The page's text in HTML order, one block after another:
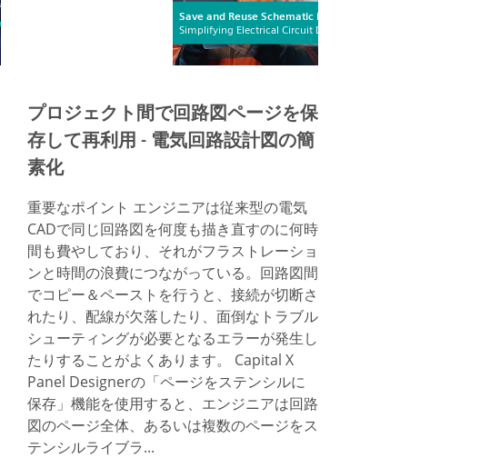
プロジェクト間で回路図ページを保
存して再利用 - 電気回路設計図の簡
素化
重要なポイント エンジニアは従来型の電気
CADで同じ回路図を何度も描き直すのに何時
間も費やしており、それがフラストレーショ
ンと時間の浪費につながっている。回路図間
でコピー＆ペーストを行うと、接続が切断さ
れたり、配線が欠落したり、面倒なトラブル
シューティングが必要となるエラーが発生し
たりすることがよくあります。 Capital X
Panel Designerの「ページをステンシルに
保存」機能を使用すると、エンジニアは回路
図のページ全体、あるいは複数のページをス
テンシルライブラ...